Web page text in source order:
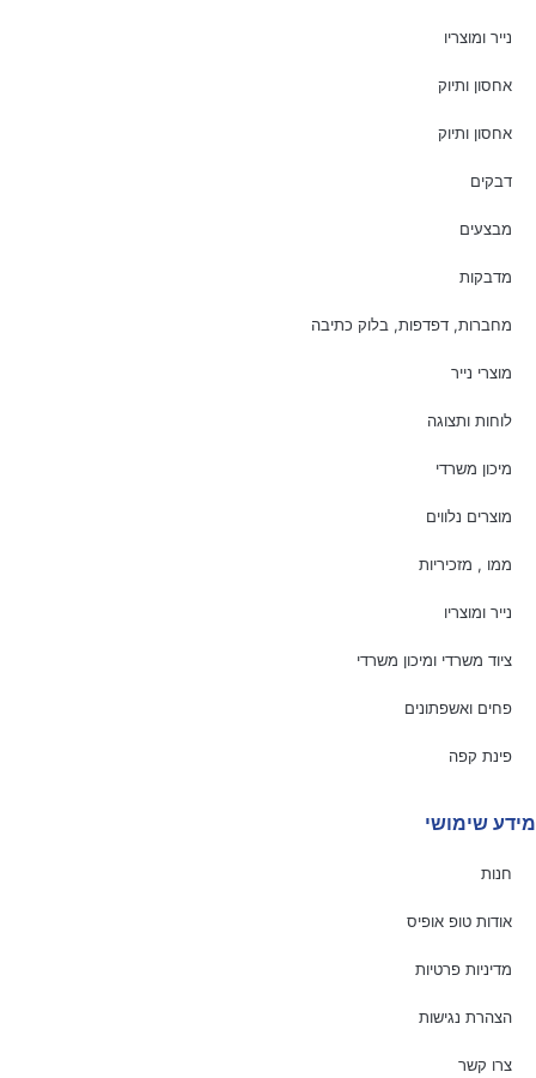
נייר ומוצריו
אחסון ותיוק
אחסון ותיוק
דבקים
מבצעים
מדבקות
מחברות, דפדפות, בלוק כתיבה
מוצרי נייר
לוחות ותצוגה
מיכון משרדי
מוצרים נלווים
ממו , מזכיריות
נייר ומוצריו
ציוד משרדי ומיכון משרדי
פחים ואשפתונים
פינת קפה
מידע שימושי
חנות
אודות טופ אופיס
מדיניות פרטיות
הצהרת נגישות
צרו קשר